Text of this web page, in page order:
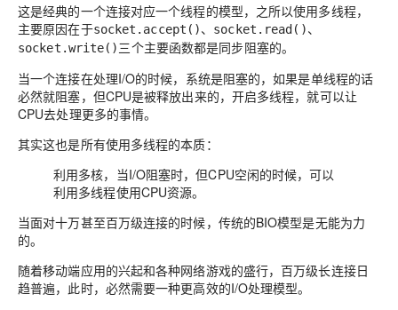
这是经典的一个连接对应一个线程的模型，之所以使用多线程，
主要原因在于socket.accept()、socket.read()、
socket.write()三个主要函数都是同步阻塞的。
当一个连接在处理I/O的时候，系统是阻塞的，如果是单线程的话
必然就阻塞，但CPU是被释放出来的，开启多线程，就可以让
CPU去处理更多的事情。
其实这也是所有使用多线程的本质：
利用多核，当I/O阻塞时，但CPU空闲的时候，可以
利用多线程使用CPU资源。
当面对十万甚至百万级连接的时候，传统的BIO模型是无能为力
的。
随着移动端应用的兴起和各种网络游戏的盛行，百万级长连接日
趋普遍，此时，必然需要一种更高效的I/O处理模型。